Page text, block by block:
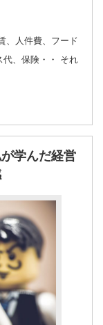
、人件費、フード
代、保険・・ それ
学んだ経営